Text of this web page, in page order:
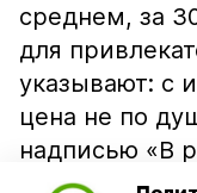
среднем, за
для
указывают: с
цена не по
надписью «В